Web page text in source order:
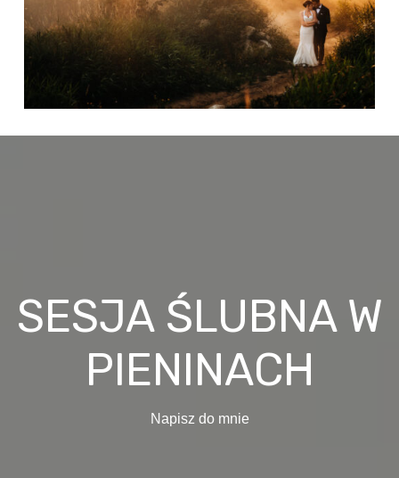
SESJA ŚLUBNA W
PIENINACH
Napisz do mnie